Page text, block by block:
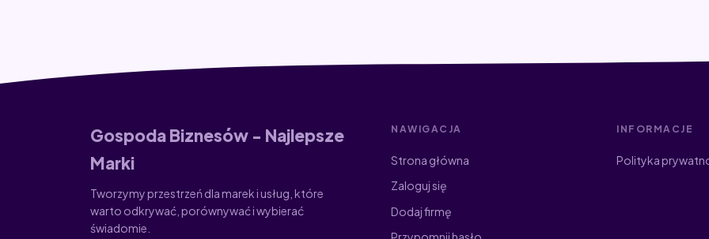
Gospoda Biznesów - Najlepsze
Marki
Tworzymy przestrzeń dla marek i usług, które
warto odkrywać, porównywać i wybierać
świadomie.
NAWIGACJA
Strona główna
Zaloguj się
Dodaj firmę
INFORMACJE
Polityka